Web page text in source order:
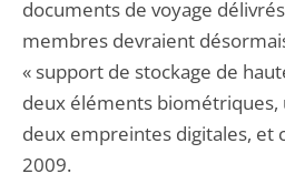
documents de voyage
membres devraient
« support de stockage de
deux éléments biométriques,
deux empreintes digitales, et
2009.